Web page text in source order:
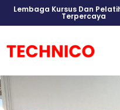
Lembaga Kursus Dan
Terpercaya